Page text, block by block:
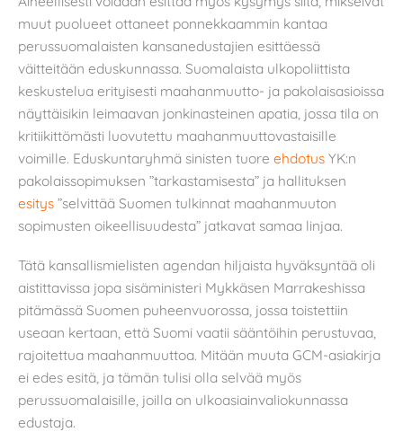
muut puolueet ottaneet ponnekkaammin kantaa
perussuomalaisten kansanedustajien esittäessä
väitteitään eduskunnassa. Suomalaista ulkopoliittista
keskustelua erityisesti maahanmuutto- ja pakolaisasioissa
näyttäisikin leimaavan jonkinasteinen apatia, jossa tila on
kritiikittömästi luovutettu maahanmuuttovastaisille
voimille. Eduskuntaryhmä sinisten tuore ehdotus YK:n
pakolaissopimuksen ”tarkastamisesta” ja hallituksen
esitys ”selvittää Suomen tulkinnat maahanmuuton
sopimusten oikeellisuudesta” jatkavat samaa linjaa.
Tätä kansallismielisten agendan hiljaista hyväksyntää oli
aistittavissa jopa sisäministeri Mykkäsen Marrakeshissa
pitämässä Suomen puheenvuorossa, jossa toistettiin
useaan kertaan, että Suomi vaatii sääntöihin perustuvaa,
rajoitettua maahanmuuttoa. Mitään muuta GCM-asiakirja
ei edes esitä, ja tämän tulisi olla selvää myös
perussuomalaisille, joilla on ulkoasiainvaliokunnassa
edustaja.